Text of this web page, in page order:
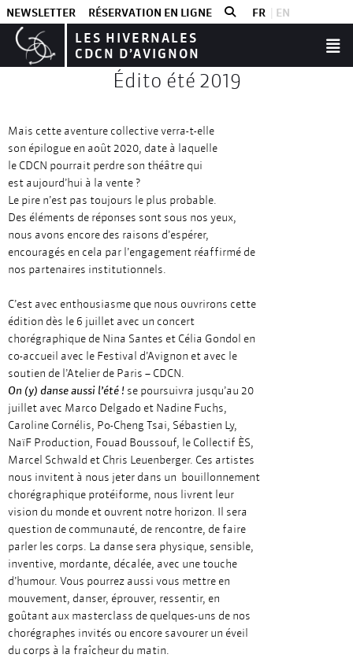
NEWSLETTER RÉSERVATION EN LIGNE FR EN
LES HIVERNALES
CDCN D’AVIGNON
Édito été 2019
Mais cette aventure collective verra-t-elle
son épilogue en août 2020, date à laquelle
le CDCN pourrait perdre son théâtre qui
est aujourd’hui à la vente ?
Le pire n’est pas toujours le plus probable.
Des éléments de réponses sont sous nos yeux,
nous avons encore des raisons d’espérer,
encouragés en cela par l’engagement réaffirmé de
nos partenaires institutionnels.
C’est avec enthousiasme que nous ouvrirons cette
édition dès le 6 juillet avec un concert
chorégraphique de Nina Santes et Célia Gondol en
co-accueil avec le Festival d’Avignon et avec le
soutien de l’Atelier de Paris – CDCN.
On (y) danse aussi l’été ! se poursuivra jusqu’au 20
juillet avec Marco Delgado et Nadine Fuchs,
Caroline Cornélis, Po-Cheng Tsai, Sébastien Ly,
NaïF Production, Fouad Boussouf, le Collectif ÈS,
Marcel Schwald et Chris Leuenberger. Ces artistes
nous invitent à nous jeter dans un bouillonnement
chorégraphique protéiforme, nous livrent leur
vision du monde et ouvrent notre horizon. Il sera
question de communauté, de rencontre, de faire
parler les corps. La danse sera physique, sensible,
inventive, mordante, décalée, avec une touche
d’humour. Vous pourrez aussi vous mettre en
mouvement, danser, éprouver, ressentir, en
goûtant aux masterclass de quelques-uns de nos
chorégraphes invités ou encore savourer un éveil
du corps à la fraîcheur du matin.